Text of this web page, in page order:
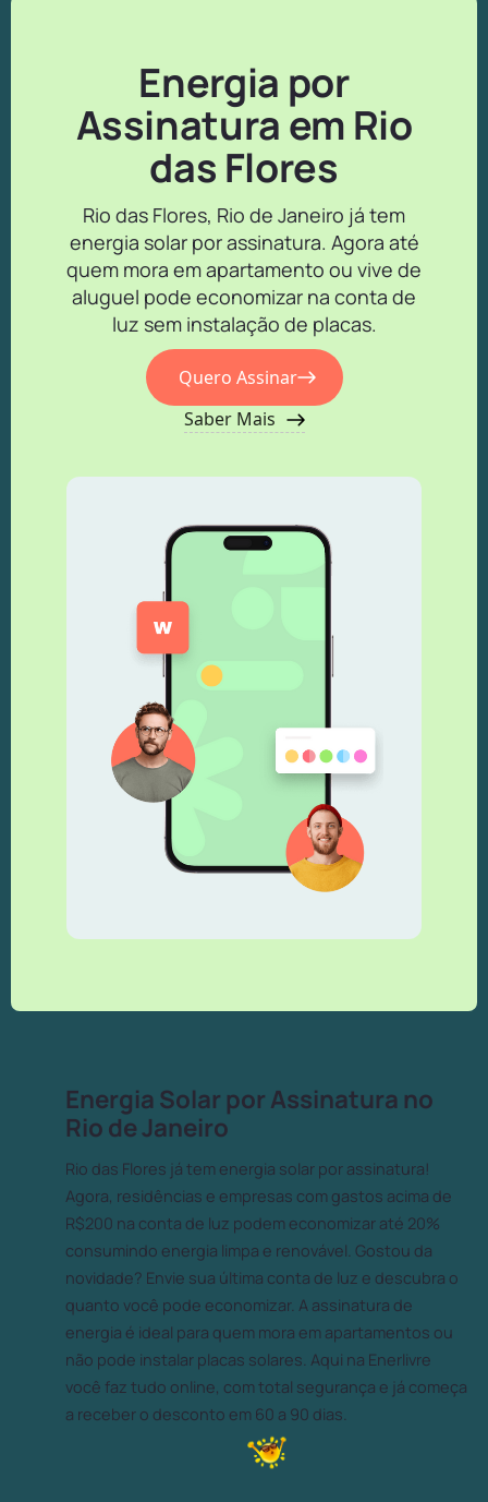
Energia por
Assinatura em Rio
das Flores
Rio das Flores, Rio de Janeiro já tem
energia solar por assinatura. Agora até
quem mora em apartamento ou vive de
aluguel pode economizar na conta de
luz sem instalação de placas.
Quero Assinar
Saber Mais
Energia Solar por Assinatura no
Rio de Janeiro
Rio das Flores já tem energia solar por assinatura!
Agora, residências e empresas com gastos acima de
R$200 na conta de luz podem economizar até 20%
consumindo energia limpa e renovável. Gostou da
novidade? Envie sua última conta de luz e descubra o
quanto você pode economizar. A assinatura de
energia é ideal para quem mora em apartamentos ou
não pode instalar placas solares. Aqui na Enerlivre
você faz tudo online, com total segurança e já começa
a receber o desconto em 60 a 90 dias.